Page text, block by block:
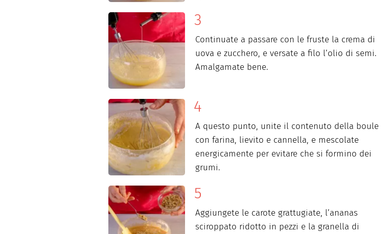
Continuate a passare con le fruste la crema di
uova e zucchero, e versate a filo l’olio di semi.
Amalgamate bene.
A questo punto, unite il contenuto della boule
con farina, lievito e cannella, e mescolate
energicamente per evitare che si formino dei
grumi.
Aggiungete le carote grattugiate, l’ananas
sciroppato ridotto in pezzi e la granella di